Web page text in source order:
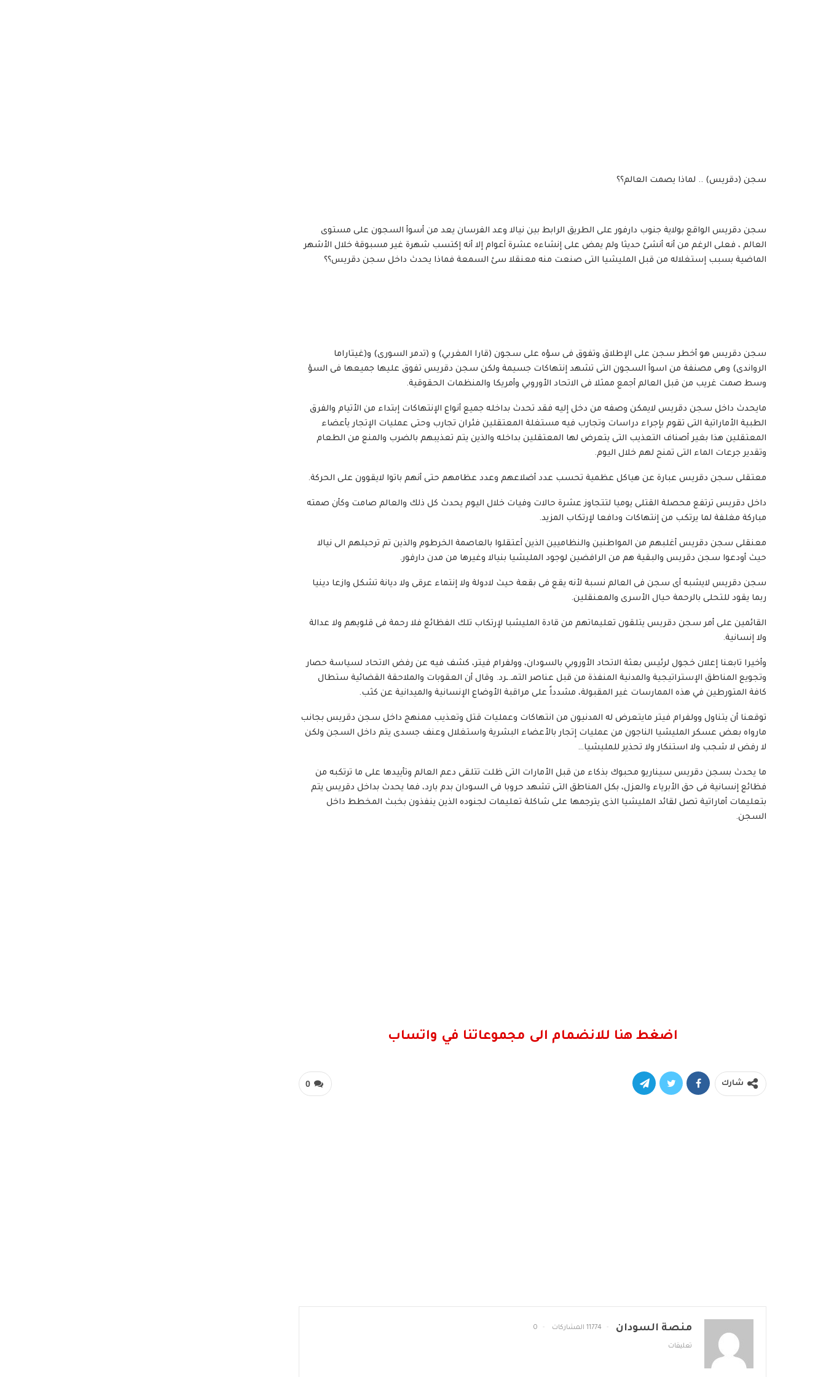
سجن (دقريس) .. لماذا يصمت العالم؟؟
سجن دقريس الواقع بولاية جنوب دارفور على الطريق الرابط بين نيالا وعد الفرسان يعد من أسوأ السجون على مستوى
العالم ، فعلى الرغم من أنه أنشئ حديثا ولم يمض على إنشاءه عشرة أعوام إلا أنه إكتسب شهرة غير مسبوقة خلال الأشهر
الماضية بسبب إستغلاله من قبل المليشيا التى صنعت منه معنقلا سئ السمعة فماذا يحدث داخل سجن دقريس؟؟
سجن دقريس هو أخطر سجن على الإطلاق وتفوق فى سؤه على سجون (قارا المغربي) و (تدمر السورى) و(غيتاراما
الرواندى) وهى مصنفة من اسوأ السجون التى تشهد إنتهاكات جسيمة ولكن سجن دقريس تفوق عليها جميعها فى السؤ
وسط صمت غريب من قبل العالم أجمع ممثلا فى الاتحاد الأوروبي وأمريكا والمنظمات الحقوقية.
مايحدث داخل سجن دقريس لايمكن وصفه من دخل إليه فقد تحدث بداخله جميع أنواع الإنتهاكات إبتداء من الأتيام والفرق
الطبية الأماراتية التى تقوم بإجراء دراسات وتجارب فيه مستغلة المعتقلين فئران تجارب وحتى عمليات الإتجار يأعضاء
المعتقلين هذا بغير أصناف التعذيب التى يتعرض لها المعتقلين بداخله والذين يتم تعذيبهم بالضرب والمنع من الطعام
وتقدير جرعات الماء التى تمنح لهم خلال اليوم.
معتقلى سجن دقريس عبارة عن هياكل عظمية تحسب عدد أضلاعهم وعدد عظامهم حتى أنهم باتوا لايقوون على الحركة.
داخل دقريس ترتفع محصلة القتلى يوميا لتتجاوز عشرة حالات وفيات خلال اليوم يحدث كل ذلك والعالم صامت وكأن صمته
مباركة مغلفة لما يرتكب من إنتهاكات ودافعا لإرتكاب المزيد.
معنقلى سجن دقريس أغلبهم من المواطنين والنظاميين الذين أعتقلوا بالعاصمة الخرطوم والذين تم ترحيلهم الى نيالا
حيث أودعوا سجن دقريس والبقية هم من الرافضين لوجود المليشيا بنيالا وغيرها من مدن دارفور.
سجن دقريس لايشبه أى سجن فى العالم نسبة لأنه يقع فى بقعة حيث لادولة ولا إنتماء عرقى ولا ديانة تشكل وازعا دينيا
ربما يقود للتحلى بالرحمة حيال الأسرى والمعنقلين.
القائمين على أمر سجن دقريس يتلقون تعليماتهم من قادة المليشبا لإرتكاب تلك الفظائع فلا رحمة فى قلويهم ولا عدالة
ولا إنسانية.
وأخيرا تابعنا إعلان خجول لرئيس بعثة الاتحاد الأوروبي بالسودان، وولفرام فيتر، كشف فيه عن رفض الاتحاد لسياسة حصار
وتجويع المناطق الإستراتيجية والمدنية المنفذة من قبل عناصر التمـ.ـرد. وقال أن العقوبات والملاحقة القضائية ستطال
كافة المتورطين في هذه الممارسات غير المقبولة، مشدداً على مراقبة الأوضاع الإنسانية والميدانية عن كثب.
توقعنا أن يتناول وولفرام فيتر مايتعرض له المدنيون من انتهاكات وعمليات قتل وتعذيب ممنهج داخل سجن دقريس بجانب
مارواه بعض عسكر المليشيا الناجون من عمليات إتجار بالأعضاء البشرية واستغلال وعنف جسدى يتم داخل السجن ولكن
لا رفض لا شجب ولا استنكار ولا تحذير للمليشيا…
ما يحدث بسجن دقريس سيناريو محبوك بذكاء من قبل الأمارات التى ظلت تتلقى دعم العالم وتأييدها على ما ترتكبه من
فظائع إنسانية فى حق الأبرياء والعزل، بكل المناطق التى تشهد حروبا فى السودان بدم بارد، فما يحدث بداخل دقريس يتم
بتعليمات أماراتية تصل لقائد المليشيا الذى يترجمها على شاكلة تعليمات لجنوده الذين ينفذون بخبث المخطط داخل
السجن.
اضغط هنا للانضمام الى مجموعاتنا في واتساب
0 شارك
منصة السودان 11774 المشاركات 0
تعليقات